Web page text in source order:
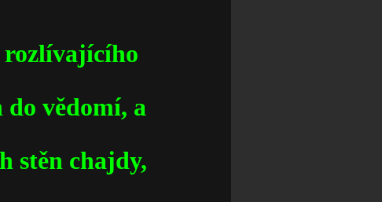
rozlívajícího
do vědomí, a
stěn chajdy,